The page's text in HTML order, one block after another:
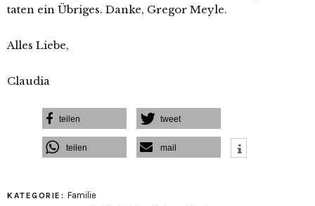
taten ein Übriges. Danke, Gregor Meyle.
Alles Liebe,
Claudia
teilen tweet
teilen mail
KATEGORIE: Familie